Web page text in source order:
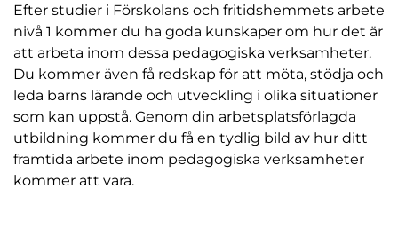
Efter studier i Förskolans och fritidshemmets arbete
nivå 1 kommer du ha goda kunskaper om hur det är
att arbeta inom dessa pedagogiska verksamheter.
Du kommer även få redskap för att möta, stödja och
leda barns lärande och utveckling i olika situationer
som kan uppstå. Genom din arbetsplatsförlagda
utbildning kommer du få en tydlig bild av hur ditt
framtida arbete inom pedagogiska verksamheter
kommer att vara.